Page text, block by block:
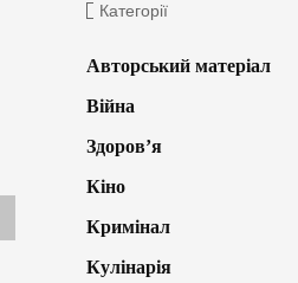
Категорії
Авторський матеріал
Війна
Здоров’я
Кіно
Кримінал
Кулінарія